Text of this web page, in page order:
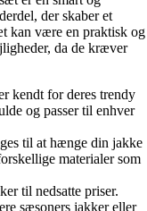
der skaber et
kan være en praktisk og
da de kræver
kendt for deres trendy
og passer til enhver
til at hænge din jakke
materialer som
til nedsatte priser.
sæsoners jakker eller